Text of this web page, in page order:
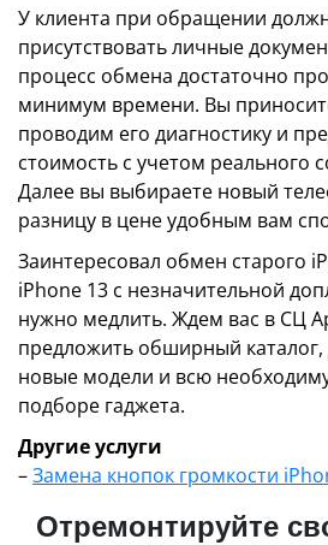
У клиента при обращении
присутствовать личные
процесс обмена достаточно
минимум времени. Вы
проводим его диагностику и
стоимость с учетом реального
Далее вы выбираете новый
разницу в цене удобным вам
Заинтересовал обмен старого
iPhone 13 с незначительной
нужно медлить. Ждем вас в СЦ
предложить обширный
новые модели и всю
подборе гаджета.
Другие услуги
–Замена кнопок громкости
Отремонтируйте